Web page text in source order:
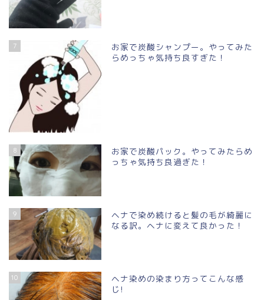
7
お家で炭酸シャンプー。やってみた
らめっちゃ気持ち良すぎた！
8
お家で炭酸パック。やってみたらめ
っちゃ気持ち良過ぎた！
9
ヘナで染め続けると髪の毛が綺麗に
なる訳。ヘナに変えて良かった！
10
ヘナ染めの染まり方ってこんな感
じ!